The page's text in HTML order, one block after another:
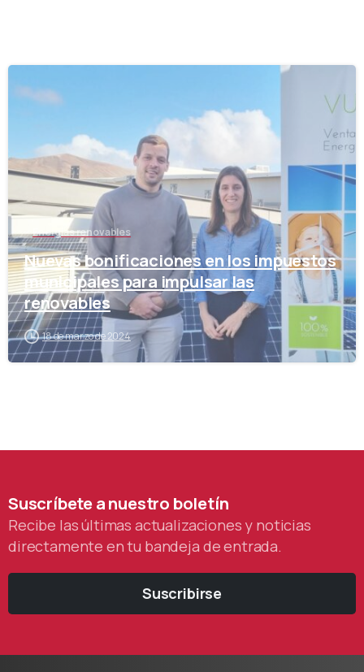
-
Energías renovables
Nuevas bonificaciones en los impuestos
municipales para impulsar las
renovables
18 de marzo de 2024
Suscríbeteanuestro boletín
Recibe las últimas actualizaciones y noticias
directamente en tu bandeja de entrada.
Suscribirse